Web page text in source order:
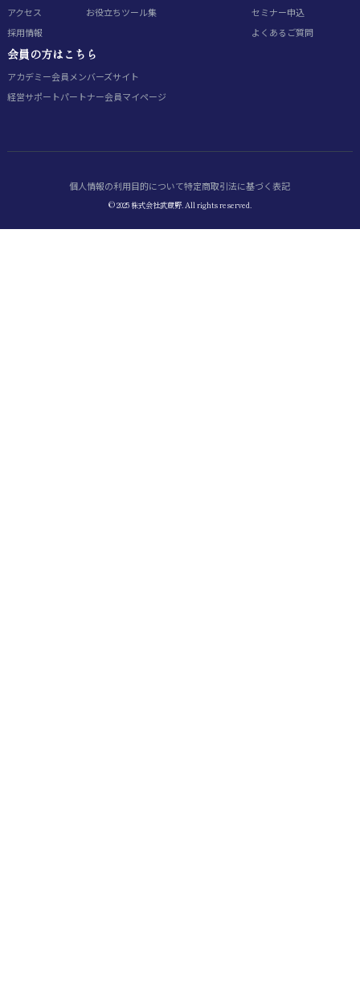
アクセス
採用情報
お役立ちツール集
セミナー申込
よくあるご質問
会員の方はこちら
アカデミー会員メンバーズサイト
経営サポートパートナー会員マイページ
個人情報の利用目的について特定商取引法に基づく表記
© 2025 株式会社武蔵野. All rights reserved.